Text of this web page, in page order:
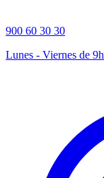
900 60 30 30
Lunes - Viernes de